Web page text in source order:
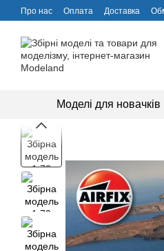
Перейти до основного контенту
Про нас Оплата Доставка
Моделі для новачків